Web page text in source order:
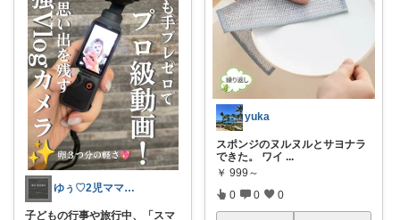
ゆぅ♡2児ママの愛用品
子どもの行事や旅行中、「スマ
yuka
スポンジのヌルヌルとサヨナラ
できた。 ワイ ...
￥ 999～
0 0 0